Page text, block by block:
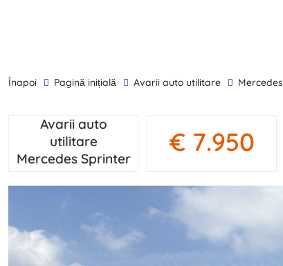
înapoi Pagină inițială Avarii auto utilitare Mercedes
Avarii auto
utilitare
Mercedes Sprinter
€ 7.950